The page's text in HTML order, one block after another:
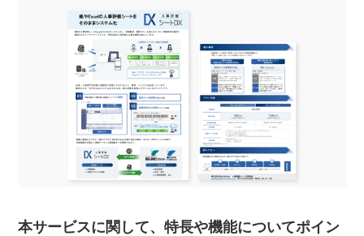
本サービスに関して、特長や機能についてポイン